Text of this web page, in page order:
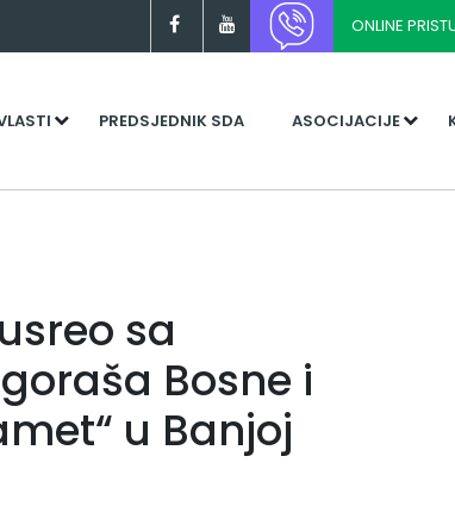
ONLINE
PREDSJEDNIK SDA ASOCIJACIJE
sa
Bosne i
u Banjoj